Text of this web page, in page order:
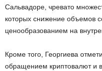
Сальвадоре, чревато
которых снижение объемов
ценообразованием на
Кроме того, Георгиева
обращением криптовалют и